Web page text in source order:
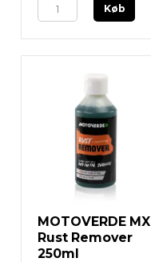
Køb
MOTOVERDE MX
Rust Remover
250ml